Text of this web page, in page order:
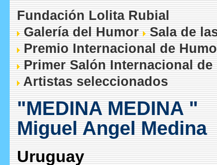
Fundación Lolita Rubial
Galería del Humor
Sala de
Premio Internacional de
Primer Salón Internacional
Artistas seleccionados
"MEDINA MEDINA "
Miguel Angel Medina
Uruguay